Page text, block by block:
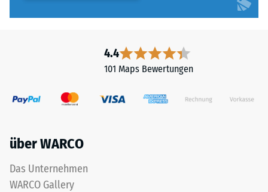
4.4
101 Maps Bewertungen
über WARCO
Das Unternehmen
WARCO Gallery